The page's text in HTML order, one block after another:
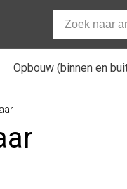
Opbouw (binnen en